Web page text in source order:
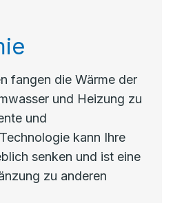
fangen die Wärme der
und Heizung zu
und
kann Ihre
senken und ist eine
zu anderen